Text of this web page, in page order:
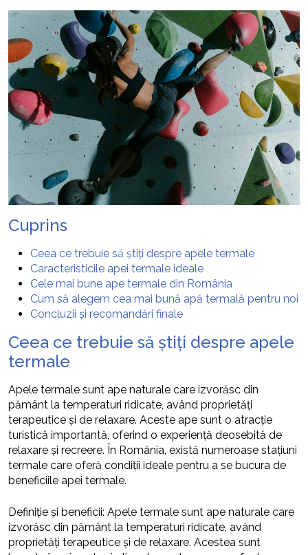
Cuprins
Ceea ce trebuie să știți despre apele termale
Caracteristicile apei termale ideale
Cele mai bune ape termale din România
Cum să alegem cea mai bună apă termală pentru noi
Concluzii și recomandări finale
Ceea ce trebuie să știți despre apele
termale
Apele termale sunt ape naturale care izvorăsc din
pământ la temperaturi ridicate, având proprietăți
terapeutice și de relaxare. Aceste ape sunt o atracție
turistică importantă, oferind o experiență deosebită de
relaxare și recreere. În România, există numeroase stațiuni
termale care oferă condiții ideale pentru a se bucura de
beneficiile apei termale.
Definiție și beneficii: Apele termale sunt ape naturale care
izvorăsc din pământ la temperaturi ridicate, având
proprietăți terapeutice și de relaxare. Acestea sunt